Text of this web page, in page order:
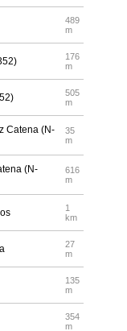
489
m
176
m
505
m
Catena (N-
35
m
(N-
616
m
1
km
27
m
135
m
354
m